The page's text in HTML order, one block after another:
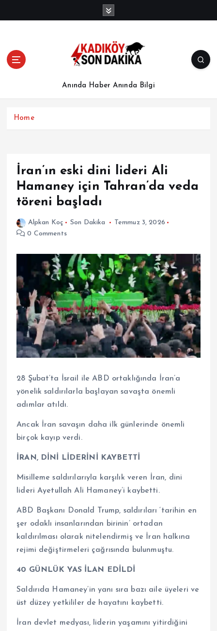
Anında Haber Anında Bilgi
Home
İran’ın eski dini lideri Ali
Hamaney için Tahran’da veda
töreni başladı
Alpkan Koç Son Dakika
Temmuz 3, 2026
0 Comments
28 Şubat’ta İsrail ile ABD ortaklığında İran’a
yönelik saldırılarla başlayan savaşta önemli
adımlar atıldı.
Ancak İran savaşın daha ilk günlerinde önemli
birçok kayıp verdi.
İRAN, DİNİ LİDERİNİ KAYBETTİ
Misilleme saldırılarıyla karşılık veren İran, dini
lideri Ayetullah Ali Hamaney’i kaybetti.
ABD Başkanı Donald Trump, saldırıları ‘tarihin en
şer odaklı insanlarından birinin’ ortadan
kaldırılması olarak nitelendirmiş ve İran halkına
rejimi değiştirmeleri çağrısında bulunmuştu.
40 GÜNLÜK YAS İLAN EDİLDİ
Saldırıda Hamaney’in yanı sıra bazı aile üyeleri ve
üst düzey yetkililer de hayatını kaybetti.
İran devlet medyası, liderin yaşamını yitirdiğini